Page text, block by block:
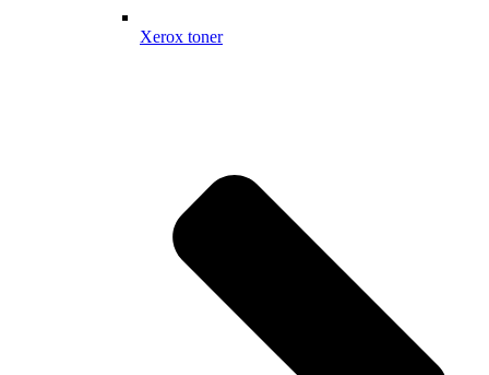
Xerox toner